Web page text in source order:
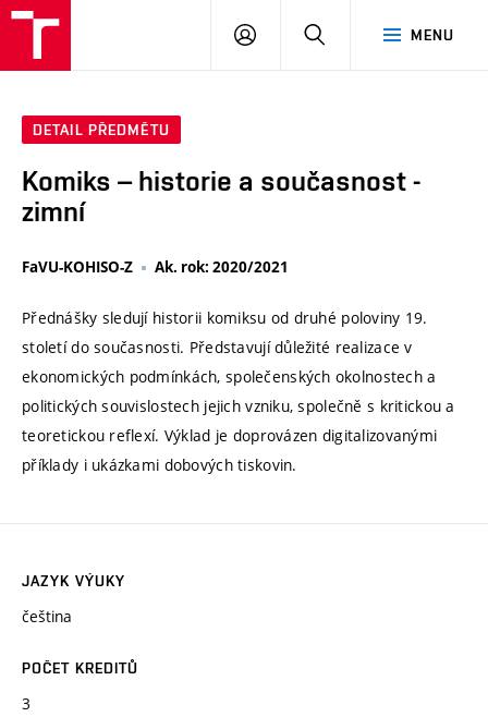
MENU
PŘIHLÁSIT
DETAIL PŘEDMĚTU
Komiks – historie a současnost -
zimní
FaVU-KOHISO-Z Ak. rok: 2020/2021
Přednášky sledují historii komiksu od druhé poloviny 19.
století do současnosti. Představují důležité realizace v
ekonomických podmínkách, společenských okolnostech a
politických souvislostech jejich vzniku, společně s kritickou a
teoretickou reflexí. Výklad je doprovázen digitalizovanými
příklady i ukázkami dobových tiskovin.
JAZYK VÝUKY
čeština
POČET KREDITŮ
3